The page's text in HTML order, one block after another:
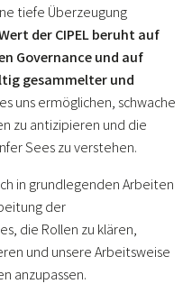
tiefe Überzeugung
der CIPEL beruht auf
Governance und auf
gesammelter und
es uns ermöglichen, schwache
zu antizipieren und die
Sees zu verstehen.
in grundlegenden Arbeiten
der
die Rollen zu klären,
und unsere Arbeitsweise
anzupassen.